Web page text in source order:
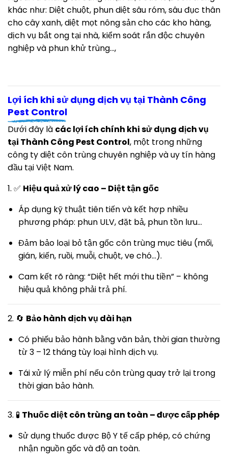
khác như: Diệt chuột, phun diệt sâu róm, sâu đục thân
cho cây xanh, diệt mọt nông sản cho các kho hàng,
dịch vụ bắt ong tại nhà, kiểm soát rắn độc chuyên
nghiệp và phun khử trùng...,
Lợi ích khi sử dụng dịch vụ tại Thành Công
Pest Control
Dưới đây là các lợi ích chính khi sử dụng dịch vụ
tại Thành Công Pest Control, một trong những
công ty diệt côn trùng chuyên nghiệp và uy tín hàng
đầu tại Việt Nam.
1. ✅ Hiệu quả xử lý cao – Diệt tận gốc
Áp dụng kỹ thuật tiên tiến và kết hợp nhiều
phương pháp: phun ULV, đặt bả, phun tồn lưu…
Đảm bảo loại bỏ tận gốc côn trùng mục tiêu (mối,
gián, kiến, ruồi, muỗi, chuột, ve chó…).
Cam kết rõ ràng: “Diệt hết mới thu tiền” – không
hiệu quả không phải trả phí.
2. 🔄 Bảo hành dịch vụ dài hạn
Có phiếu bảo hành bằng văn bản, thời gian thường
từ 3 – 12 tháng tùy loại hình dịch vụ.
Tái xử lý miễn phí nếu côn trùng quay trở lại trong
thời gian bảo hành.
3. 🧪 Thuốc diệt côn trùng an toàn – được cấp phép
Sử dụng thuốc được Bộ Y tế cấp phép, có chứng
nhận nguồn gốc và độ an toàn.